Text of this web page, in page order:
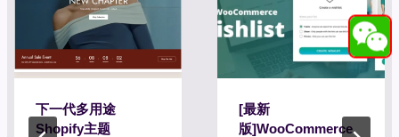
下一代多用途
Shopify主题
[最新
版]WooCommerce